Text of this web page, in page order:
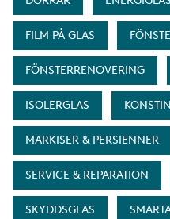
FILM PÅ GLAS
FÖNSTERRENOVERING
ISOLERGLAS
MARKISER & PERSIENNER
SERVICE & REPARATION
SKYDDSGLAS